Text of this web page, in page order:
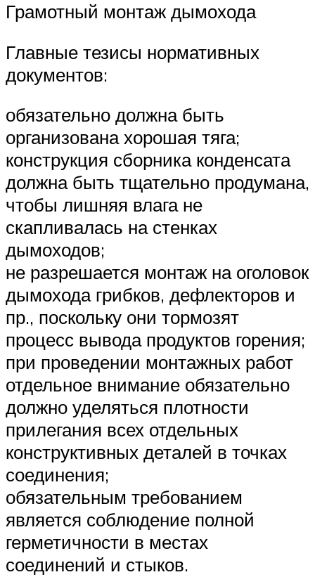
Грамотный монтаж дымохода
Главные тезисы нормативных
документов:
обязательно должна быть
организована хорошая тяга;
конструкция сборника конденсата
должна быть тщательно продумана,
чтобы лишняя влага не
скапливалась на стенках
дымоходов;
не разрешается монтаж на оголовок
дымохода грибков, дефлекторов и
пр., поскольку они тормозят
процесс вывода продуктов горения;
при проведении монтажных работ
отдельное внимание обязательно
должно уделяться плотности
прилегания всех отдельных
конструктивных деталей в точках
соединения;
обязательным требованием
является соблюдение полной
герметичности в местах
соединений и стыков.